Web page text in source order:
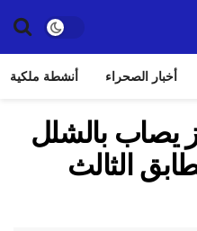
أخبار الصحراء أنشطة ملكية
بالشلل
الثالث